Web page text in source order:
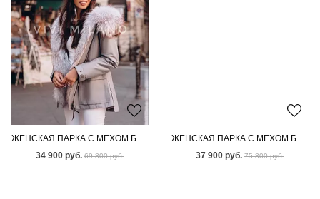
ЖЕНСКАЯ ПАРКА С МЕХОМ БЕНГАЛЬСКОЙ ЛИСЫ
34 900 руб. 69 800 руб.
ЖЕНСКАЯ ПАРКА С МЕХОМ БЕНГАЛЬСКОЙ ЛИСЫ
37 900 руб. 75 800 руб.